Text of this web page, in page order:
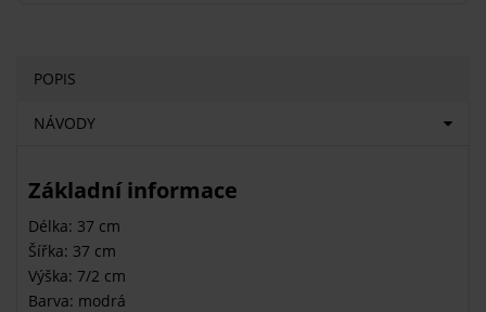
POPIS
NÁVODY
Základní informace
Délka: 37 cm
Šířka: 37 cm
Výška: 7/2 cm
Barva: modrá